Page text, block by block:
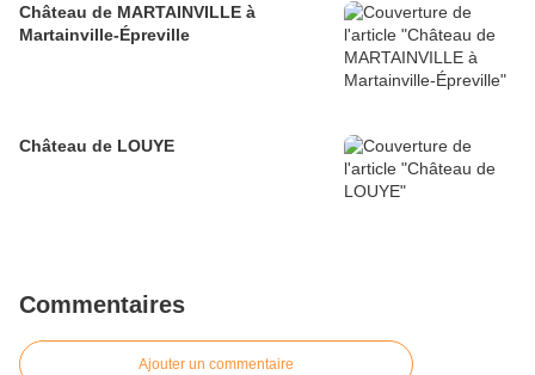
Château de MARTAINVILLE à
Martainville-Épreville
Château de LOUYE
Commentaires
Ajouter un commentaire